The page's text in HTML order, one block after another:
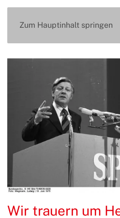
Zum Hauptinhalt springen
Wir trauern um